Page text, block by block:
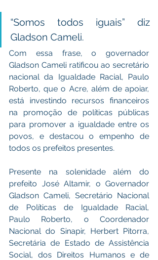
“Somos todos iguais” diz
Gladson Cameli.
Com essa frase, o governador
Gladson Cameli ratificou ao secretário
nacional da Igualdade Racial, Paulo
Roberto, que o Acre, além de apoiar,
está investindo recursos financeiros
na promoção de políticas públicas
para promover a igualdade entre os
povos, e destacou o empenho de
todos os prefeitos presentes.
Presente na solenidade além do
prefeito José Altamir, o Governador
Gladson Cameli, Secretário Nacional
de Políticas de Igualdade Racial,
Paulo Roberto, o Coordenador
Nacional do Sinapir, Herbert Pitorra,
Secretária de Estado de Assistência
Social, dos Direitos Humanos e de